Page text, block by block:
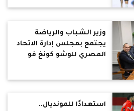
وزير الشباب والرياضة
يجتمع بمجلس إدارة الاتحاد
المصري للوشو كونغ فو
استعدادًا للمونديال..